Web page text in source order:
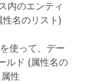
内のエンティ
名のリスト)
を使って、デー
ルド (属性名の
性